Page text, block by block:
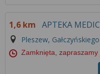
1,6 km APTEKA
Pleszew, Gałczyńskiego
Zamknięta, zapraszamy